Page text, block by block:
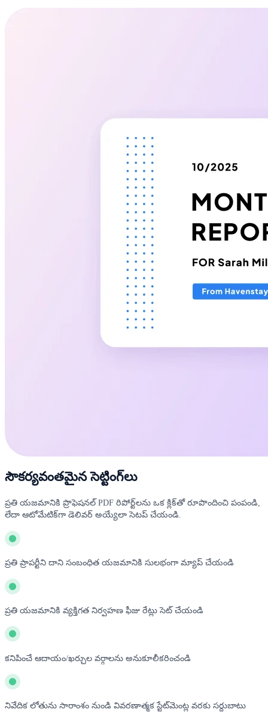
సౌకర్యవంతమైన సెట్టింగ్‌లు
ప్రతి యజమానికి ప్రొఫెషనల్ PDF రిపోర్ట్‌లను ఒక క్లిక్‌తో రూపొందించి పంపండి,
లేదా ఆటోమేటిక్‌గా డెలివర్ అయ్యేలా సెటప్ చేయండి.
ప్రతి ప్రాపర్టీని దాని సంబంధిత యజమానికి సులభంగా మ్యాప్ చేయండి
ప్రతి యజమానికి వ్యక్తిగత నిర్వహణ ఫీజు రేట్లు సెట్ చేయండి
కనిపించే ఆదాయం/ఖర్చుల వర్గాలను అనుకూలీకరించండి
నివేదిక లోతును సారాంశం నుండి వివరణాత్మక స్టేట్‌మెంట్ల వరకు సర్దుబాటు